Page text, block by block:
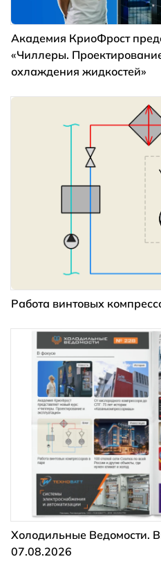
Академия КриоФрост
«Чиллеры.
охлаждения жидкостей»
Работа винтовых
Холодильные Ведомости.
07.08.2026